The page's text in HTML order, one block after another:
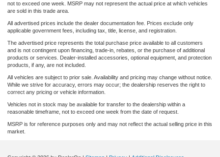
not to exceed one week. MSRP may not represent the actual price at which vehicles
are sold in this trade area.
All advertised prices include the dealer documentation fee. Prices exclude only
applicable government fees, including tax, title, license, and registration.
The advertised price represents the total purchase price available to all customers
and is not contingent upon financing, trade-in, rebates, or the purchase of additional
products or services. Dealer-installed accessories, optional equipment, and protection
products, if any, are not included.
All vehicles are subject to prior sale. Availability and pricing may change without notice.
While we strive for accuracy, errors may occur; the dealership reserves the right to
correct any pricing or vehicle information.
Vehicles not in stock may be available for transfer to the dealership within a
reasonable timeframe, not to exceed one week from the date of request.
MSRP is for reference purposes only and may not reflect the actual selling price in this
market.